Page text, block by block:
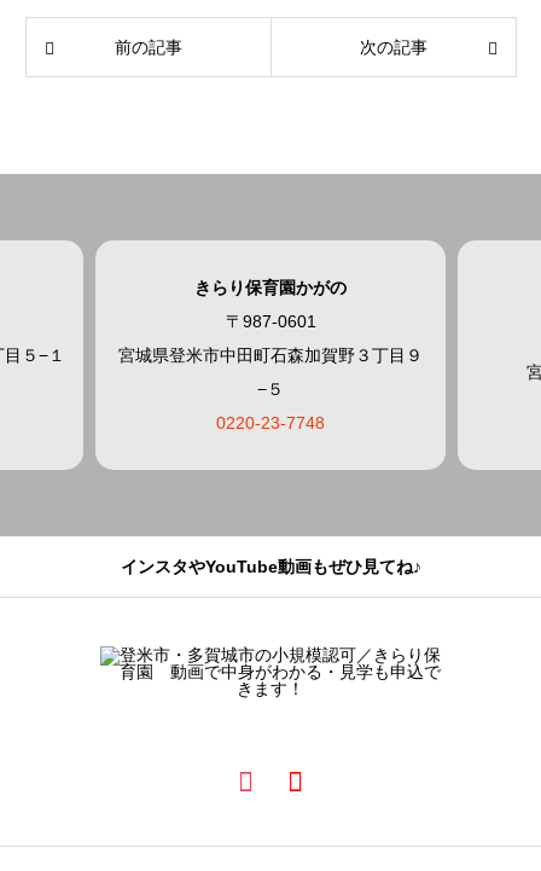
前の記事 次の記事
５−１
きらり保育園かがの
〒987-0601
宮城県登米市中田町石森加賀野３丁目９
−５
0220-23-7748
インスタやYouTube動画もぜひ見てね♪